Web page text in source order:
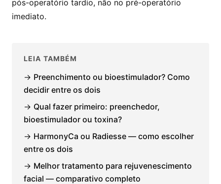
pós-operatório tardio, não no pré-operatório
imediato.
LEIA TAMBÉM
→ Preenchimento ou bioestimulador? Como
decidir entre os dois
→ Qual fazer primeiro: preenchedor,
bioestimulador ou toxina?
→ HarmonyCa ou Radiesse — como escolher
entre os dois
→ Melhor tratamento para rejuvenescimento
facial — comparativo completo